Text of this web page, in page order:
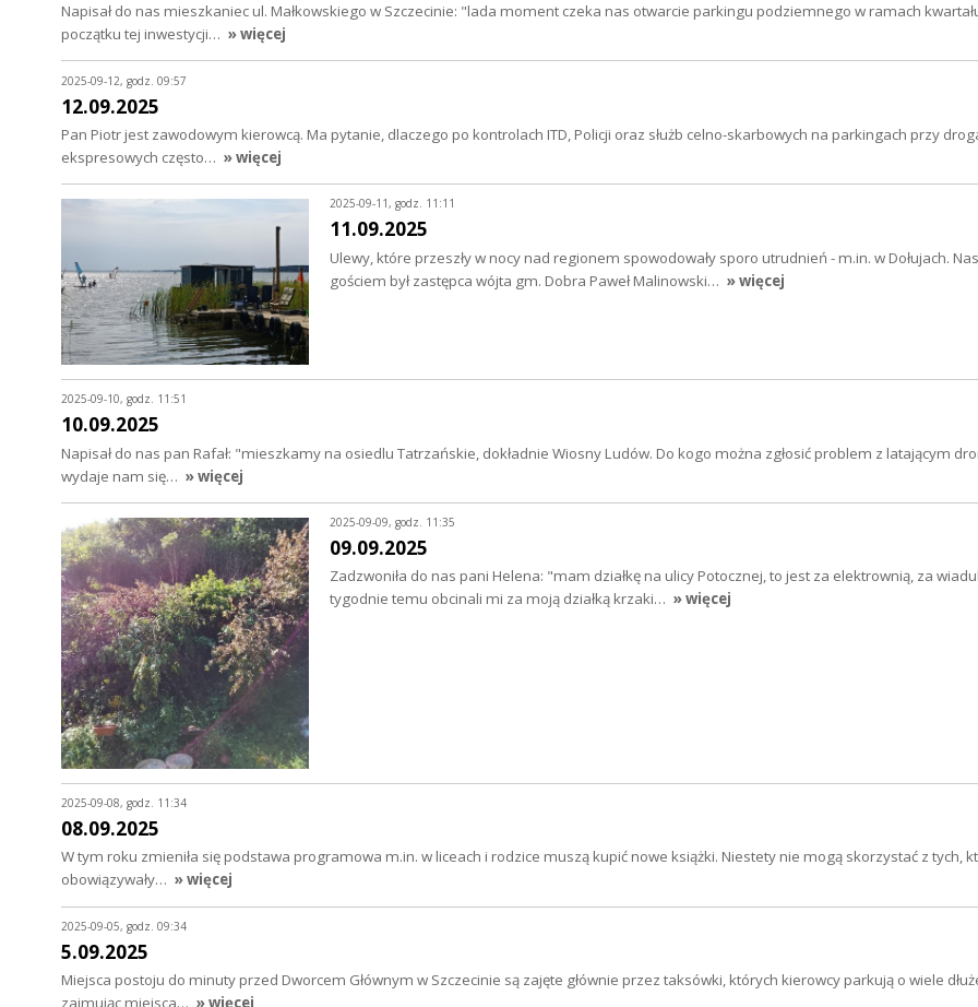
Napisał do nas mieszkaniec ul. Małkowskiego w Szczecinie: "lada moment czeka nas otwarcie parkingu podziemnego w ramach
początku tej inwestycji… » więcej
2025-09-12, godz. 09:57
12.09.2025
Pan Piotr jest zawodowym kierowcą. Ma pytanie, dlaczego po kontrolach ITD, Policji oraz służb celno-skarbowych na parkingach przy
ekspresowych często… » więcej
2025-09-11, godz. 11:11
11.09.2025
Ulewy, które przeszły w nocy nad regionem spowodowały sporo utrudnień - m.in. w Dołujach.
gościem był zastępca wójta gm. Dobra Paweł Malinowski… » więcej
2025-09-10, godz. 11:51
10.09.2025
Napisał do nas pan Rafał: "mieszkamy na osiedlu Tatrzańskie, dokładnie Wiosny Ludów. Do kogo można zgłosić problem z latającym
wydaje nam się… » więcej
2025-09-09, godz. 11:35
09.09.2025
Zadzwoniła do nas pani Helena: "mam działkę na ulicy Potocznej, to jest za elektrownią, za
tygodnie temu obcinali mi za moją działką krzaki… » więcej
2025-09-08, godz. 11:34
08.09.2025
W tym roku zmieniła się podstawa programowa m.in. w liceach i rodzice muszą kupić nowe książki. Niestety nie mogą skorzystać z tych,
obowiązywały… » więcej
2025-09-05, godz. 09:34
5.09.2025
Miejsca postoju do minuty przed Dworcem Głównym w Szczecinie są zajęte głównie przez taksówki, których kierowcy parkują o wiele
zajmując miejsca… » więcej